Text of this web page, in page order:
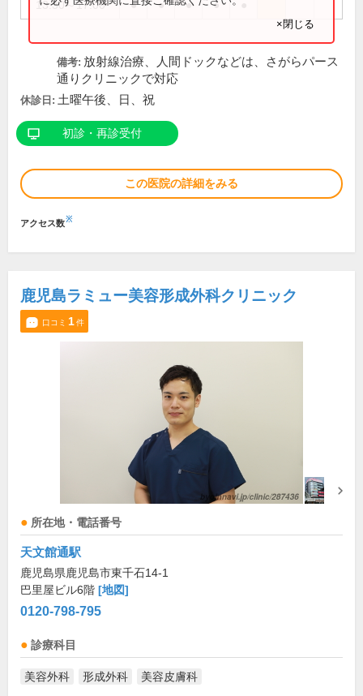
13:30～17:00 ● ● ● ●
×閉じる
備考: 放射線治療、人間ドックなどは、さがらパース
通りクリニックで対応
休診日: 土曜午後、日、祝
初診・再診受付
この医院の詳細をみる
アクセス数※
鹿児島ラミュー美容形成外科クリニック
口コミ 1件
所在地・電話番号
天文館通駅
鹿児島県鹿児島市東千石14-1
巴里屋ビル6階 [地図]
0120-798-795
診療科目
美容外科 形成外科 美容皮膚科